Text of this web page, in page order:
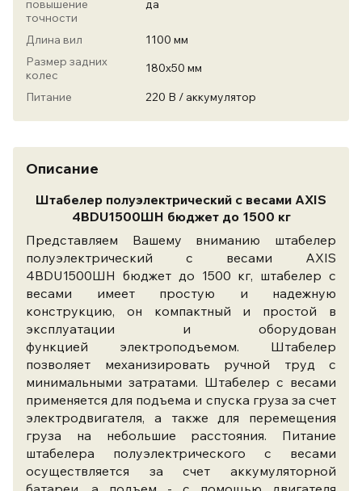
повышение
точности
да
Длина вил
1100 мм
Размер задних
колес
180х50 мм
Питание
220 В / аккумулятор
Описание
Штабелер полуэлектрический с весами AXIS
4BDU1500ШН бюджет до 1500 кг
Представляем Вашему вниманию штабелер
полуэлектрический с весами AXIS
4BDU1500ШН бюджет до 1500 кг, штабелер с
весами имеет простую и надежную
конструкцию, он компактный и простой в
эксплуатации и оборудован
функцией электроподъемом. Штабелер
позволяет механизировать ручной труд с
минимальными затратами. Штабелер с весами
применяется для подъема и спуска груза за счет
электродвигателя, а также для перемещения
груза на небольшие расстояния. Питание
штабелера полуэлектрического с весами
осуществляется за счет аккумуляторной